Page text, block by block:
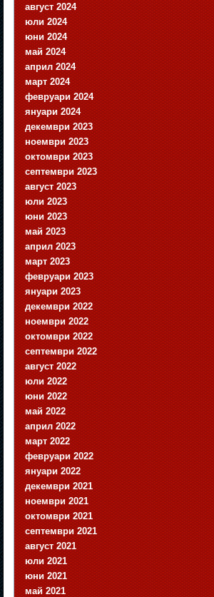
август 2024
юли 2024
юни 2024
май 2024
април 2024
март 2024
февруари 2024
януари 2024
декември 2023
ноември 2023
октомври 2023
септември 2023
август 2023
юли 2023
юни 2023
май 2023
април 2023
март 2023
февруари 2023
януари 2023
декември 2022
ноември 2022
октомври 2022
септември 2022
август 2022
юли 2022
юни 2022
май 2022
април 2022
март 2022
февруари 2022
януари 2022
декември 2021
ноември 2021
октомври 2021
септември 2021
август 2021
юли 2021
юни 2021
май 2021